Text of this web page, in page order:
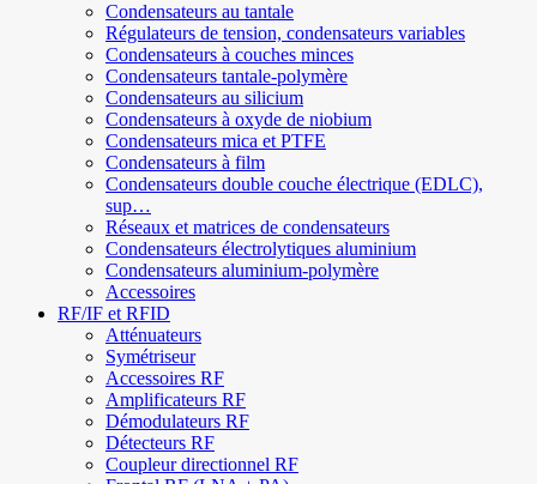
Condensateurs au tantale
Régulateurs de tension, condensateurs variables
Condensateurs à couches minces
Condensateurs tantale-polymère
Condensateurs au silicium
Condensateurs à oxyde de niobium
Condensateurs mica et PTFE
Condensateurs à film
Condensateurs double couche électrique (EDLC),
sup…
Réseaux et matrices de condensateurs
Condensateurs électrolytiques aluminium
Condensateurs aluminium-polymère
Accessoires
RF/IF et RFID
Atténuateurs
Symétriseur
Accessoires RF
Amplificateurs RF
Démodulateurs RF
Détecteurs RF
Coupleur directionnel RF